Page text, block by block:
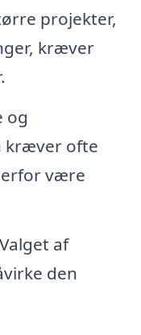
projekter,
kræver
og
kræver ofte
være
af
den